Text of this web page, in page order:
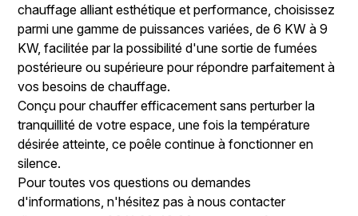
chauffage alliant esthétique et performance, choisissez
parmi une gamme de puissances variées, de 6 KW à 9
KW, facilitée par la possibilité d'une sortie de fumées
postérieure ou supérieure pour répondre parfaitement à
vos besoins de chauffage.
Conçu pour chauffer efficacement sans perturber la
tranquillité de votre espace, une fois la température
désirée atteinte, ce poêle continue à fonctionner en
silence.
Pour toutes vos questions ou demandes
d'informations, n'hésitez pas à nous contacter